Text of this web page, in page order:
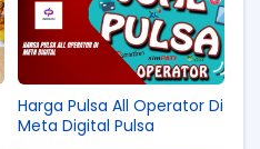
Harga Pulsa All Operator Di
Meta Digital Pulsa